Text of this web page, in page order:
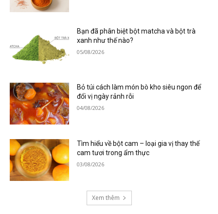
Bạn đã phân biệt bột matcha và bột trà
xanh như thế nào?
05/08/2026
Bỏ túi cách làm món bò kho siêu ngon để
đổi vị ngày rảnh rỗi
04/08/2026
Tìm hiểu về bột cam – loại gia vị thay thế
cam tươi trong ẩm thực
03/08/2026
Xem thêm